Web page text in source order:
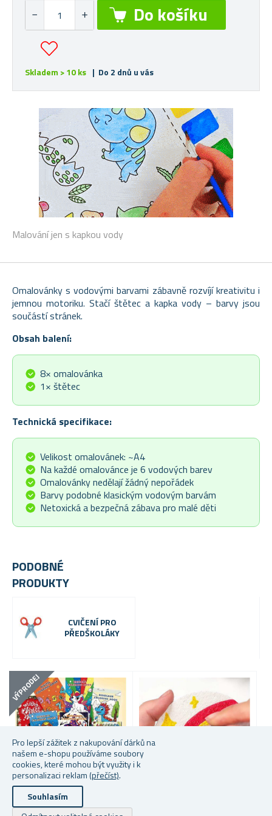
Pro lepší zážitek z nakupování dárků na
našem e-shopu používáme soubory
cookies, které mohou být využity i k
personalizaci reklam (přečíst).
Souhlasím
Malování jen s kapkou vody
Skladem > 10 ks | Do 2 dnů u vás
Omalovánkysvodovýmibarvami zábavně rozvíjíkreativitui
jemnou motoriku. Stačí štětec a kapka vody – barvy jsou
součástístránek.
Obsah balení:
8× omalovánka
1× štětec
Technická specifikace:
Velikost omalovánek: ~A4
Na každé omalovánce je 6 vodových barev
Omalovánky nedělají žádný nepořádek
Barvy podobné klasickým vodovým barvám
Netoxická a bezpečná zábava pro malé děti
PODOBNÉ
PRODUKTY
CVIČENÍ PRO
PŘEDŠKOLÁKY
VÝPRODEJ
SET DĚTSKÝCH